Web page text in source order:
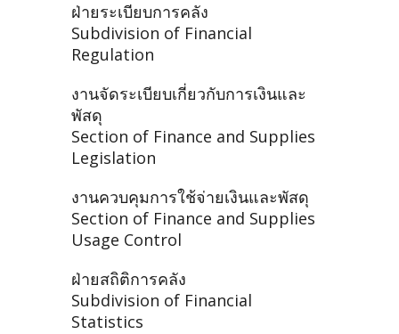
ฝ่ายระเบียบการคลัง
Subdivision of Financial
Regulation
งานจัดระเบียบเกี่ยวกับการเงินและ
พัสดุ
Section of Finance and Supplies
Legislation
งานควบคุมการใช้จ่ายเงินและพัสดุ
Section of Finance and Supplies
Usage Control
ฝ่ายสถิติการคลัง
Subdivision of Financial
Statistics